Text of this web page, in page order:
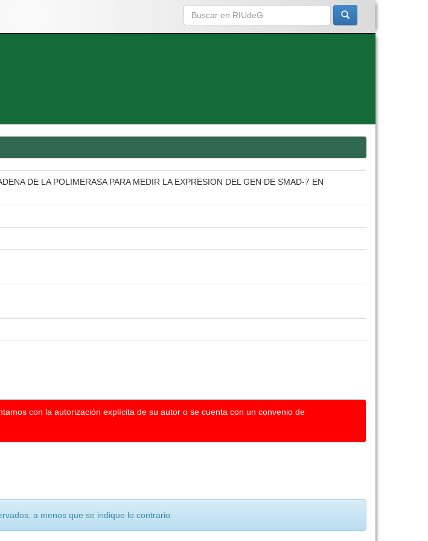
DE LA POLIMERASA PARA MEDIR LA EXPRESION DEL GEN DE SMAD-7 EN
con la autorización explícita de su autor o se cuenta con un convenio de
a menos que se indique lo contrario.